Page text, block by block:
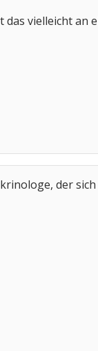
vielleicht an
der